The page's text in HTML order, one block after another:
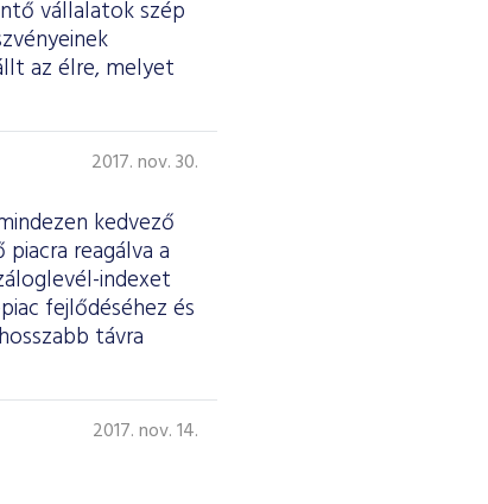
vállalatok szép
az élre, melyet
2017. nov. 30.
kedvező
reagálva a
indexet
fejlődéséhez és
távra
2017. nov. 14.